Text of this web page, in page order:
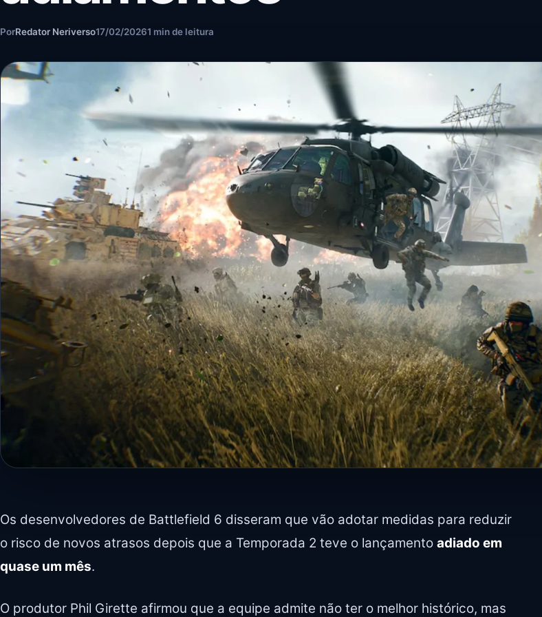
PorRedator Neriverso17/02/20261 min de leitura
Os desenvolvedores de Battlefield 6 disseram que vão adotar medidas para reduzir
o risco de novos atrasos depois que a Temporada 2 teve o lançamento adiado em
quase um mês.
O produtor Phil Girette afirmou que a equipe admite não ter o melhor histórico, mas